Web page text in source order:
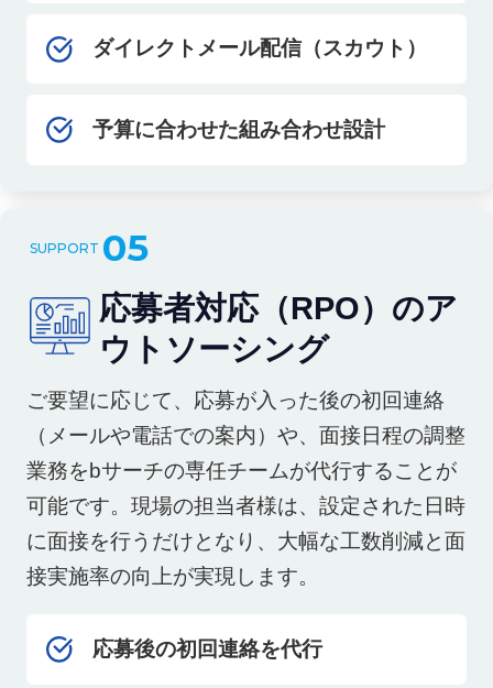
ダイレクトメール配信（スカウト）
予算に合わせた組み合わせ設計
05
応募者対応（RPO）のア
ウトソーシング
ご要望に応じて、応募が入った後の初回連絡
（メールや電話での案内）や、面接日程の調整
業務をbサーチの専任チームが代行することが
可能です。現場の担当者様は、設定された日時
に面接を行うだけとなり、大幅な工数削減と面
接実施率の向上が実現します。
応募後の初回連絡を代行